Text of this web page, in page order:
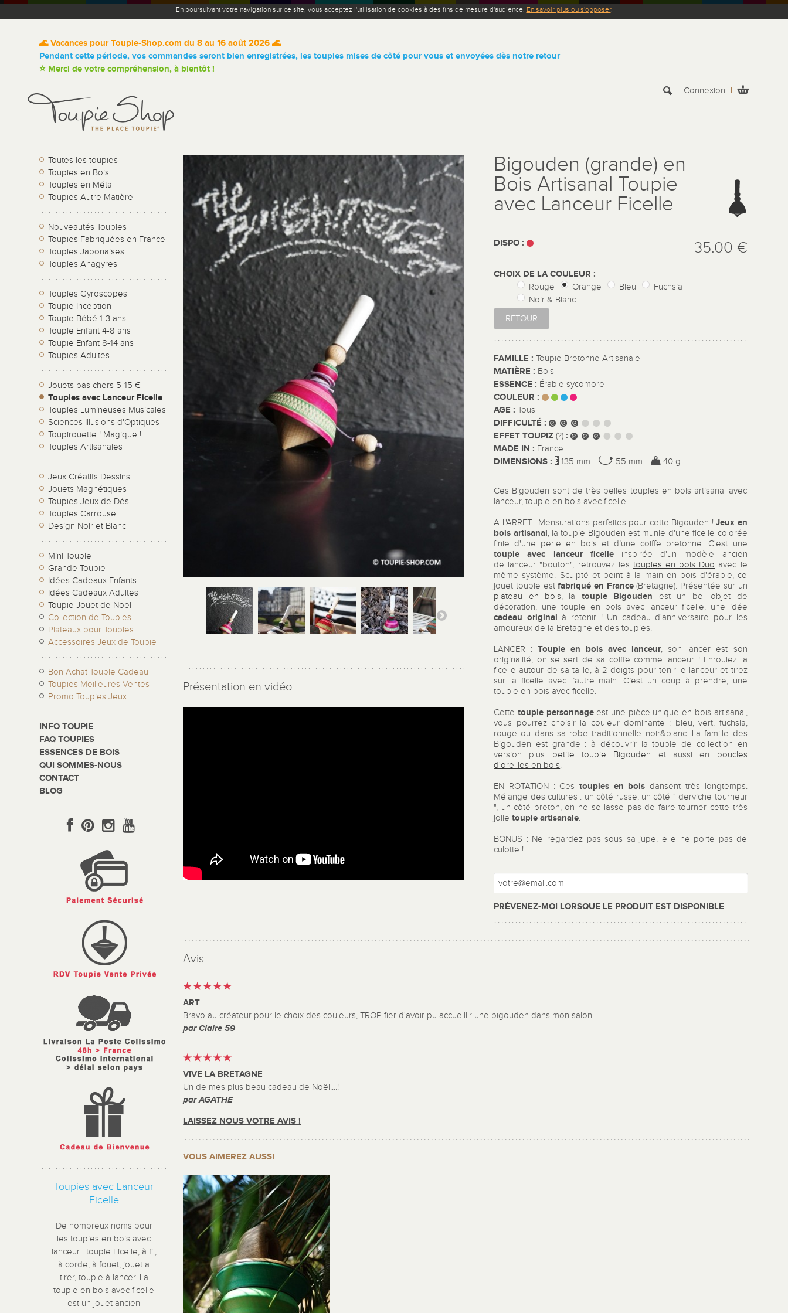
En poursuivant votre navigation sur ce site, vous acceptez l'utilisation de cookies à des fins de mesure d'audience. En savoir plus ou s'opposer.
🌊 Vacances pour Toupie-Shop.com du 8 au 16 août 2026 🌊
Pendant cette période, vos commandes seront bien enregistrées, les toupies mises de côté pour vous et envoyées dès notre retour
⭐ Merci de votre compréhension, à bientôt !
Connexion
Toutes les toupies
Toupies en Bois
Toupies en Métal
Toupies Autre Matière
Nouveautés Toupies
Toupies Fabriquées en France
Toupies Japonaises
Toupies Anagyres
Toupies Gyroscopes
Toupie Inception
Toupie Bébé 1-3 ans
Toupie Enfant 4-8 ans
Toupie Enfant 8-14 ans
Toupies Adultes
Jouets pas chers 5-15 €
Toupies avec Lanceur Ficelle
Toupies Lumineuses Musicales
Sciences Illusions d'Optiques
Toupirouette ! Magique !
Toupies Artisanales
Jeux Créatifs Dessins
Jouets Magnétiques
Toupies Jeux de Dés
Toupies Carrousel
Design Noir et Blanc
Mini Toupie
Grande Toupie
Idées Cadeaux Enfants
Idées Cadeaux Adultes
Toupie Jouet de Noël
Collection de Toupies
Plateaux pour Toupies
Accessoires Jeux de Toupie
Bon Achat Toupie Cadeau
Toupies Meilleures Ventes
Promo Toupies Jeux
INFO TOUPIE
FAQ TOUPIES
ESSENCES DE BOIS
QUI SOMMES-NOUS
CONTACT
BLOG
Toupies avec Lanceur
Ficelle
De nombreux noms pour
les toupies en bois avec
lanceur : toupie Ficelle, à fil,
à corde, à fouet, jouet a
tirer, toupie à lancer. La
toupie en bois avec ficelle
est un jouet ancien
Présentation en vidéo :
Bigouden (grande) en
Bois Artisanal Toupie
avec Lanceur Ficelle
DISPO : 35.00 €
CHOIX DE LA COULEUR :
Rouge Orange Bleu
Fuchsia
Noir & Blanc
RETOUR
FAMILLE :Toupie Bretonne Artisanale
MATIÈRE : Bois
ESSENCE : Érable sycomore
COULEUR :
AGE :Tous
DIFFICULTÉ :
EFFET TOUPIZ(?) :
MADE IN : France
DIMENSIONS : 135 mm 55 mm 40 g
Ces Bigouden sont de très belles toupies en bois artisanal avec
lanceur, toupie en bois avec ficelle.
A L'ARRET : Mensurations parfaites pour cette Bigouden !Jeux en
bois artisanal, la toupie Bigouden est munie d'une ficelle colorée
finie d'une perle en bois et d’une coiffe bretonne. C'est une
toupie avec lanceur ficelleinspirée d'un modèle ancien
de lanceur "bouton", retrouvez les toupies en bois Duo avec le
même système. Sculpté et peint à la main en bois d'érable, ce
jouet toupie estfabriqué en France(Bretagne). Présentée sur un
plateau en bois, la toupie Bigouden est un bel objet de
décoration, une toupie en bois avec lanceur ficelle, une idée
cadeau original à retenir ! Un cadeau d'anniversaire pour les
amoureux de la Bretagne et des toupies.
LANCER :Toupie en bois avec lanceur, son lancer est son
originalité, on se sert de sa coiffe comme lanceur ! Enroulez la
ficelle autour de sa taille, à 2 doigts pour tenir le lanceur et tirez
sur la ficelle avec l’autre main. C’est un coup à prendre, une
toupie en bois avec ficelle.
Cette toupie personnageest une pièce unique en bois artisanal,
vous pourrez choisir la couleur dominante : bleu, vert, fuchsia,
rouge ou dans sa robe traditionnelle noir&blanc. La famille des
Bigouden est grande : à découvrir la toupie de collection en
version plus petite toupie Bigouden et aussi en boucles
d'oreilles en bois.
EN ROTATION : Cestoupies en bois dansent très longtemps.
Mélange des cultures : un côté russe, un côté " derviche tourneur
", un côté breton, on ne se lasse pas de faire tourner cette très
jolietoupie artisanale.
BONUS : Ne regardez pas sous sa jupe, elle ne porte pas de
culotte !
PRÉVENEZ-MOI LORSQUE LE PRODUIT EST DISPONIBLE
Avis :
ART
Bravo au créateur pour le choix des couleurs, TROP fier d'avoir pu accueillir une bigouden dans mon salon...
par Claire 59
VIVE LA BRETAGNE
Un de mes plus beau cadeau de Noël....!
par AGATHE
LAISSEZ NOUS VOTRE AVIS !
VOUS AIMEREZ AUSSI